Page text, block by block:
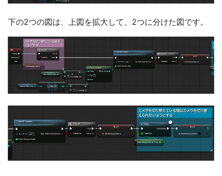
下の2つの図は、上図を拡大して、2つに分けた図です。